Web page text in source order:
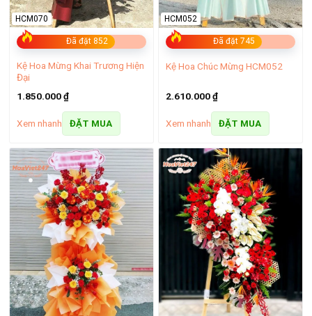
Kệ hoa viếng hiện đại
Đã đặt 852
HCM070
Kệ Hoa Mừng Khai Trương Hiện
Đại
1.850.000₫
Xem nhanh ĐẶT MUA
Đã đặt 745
HCM052
Kệ Hoa Chúc Mừng HCM052
2.610.000₫
Xem nhanh ĐẶT MUA